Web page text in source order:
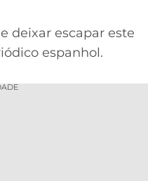
deixar escapar este
espanhol.